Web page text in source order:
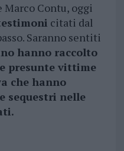
Contu, oggi
citati dal
Saranno sentiti
hanno raccolto
presunte vittime
che hanno
sequestri nelle